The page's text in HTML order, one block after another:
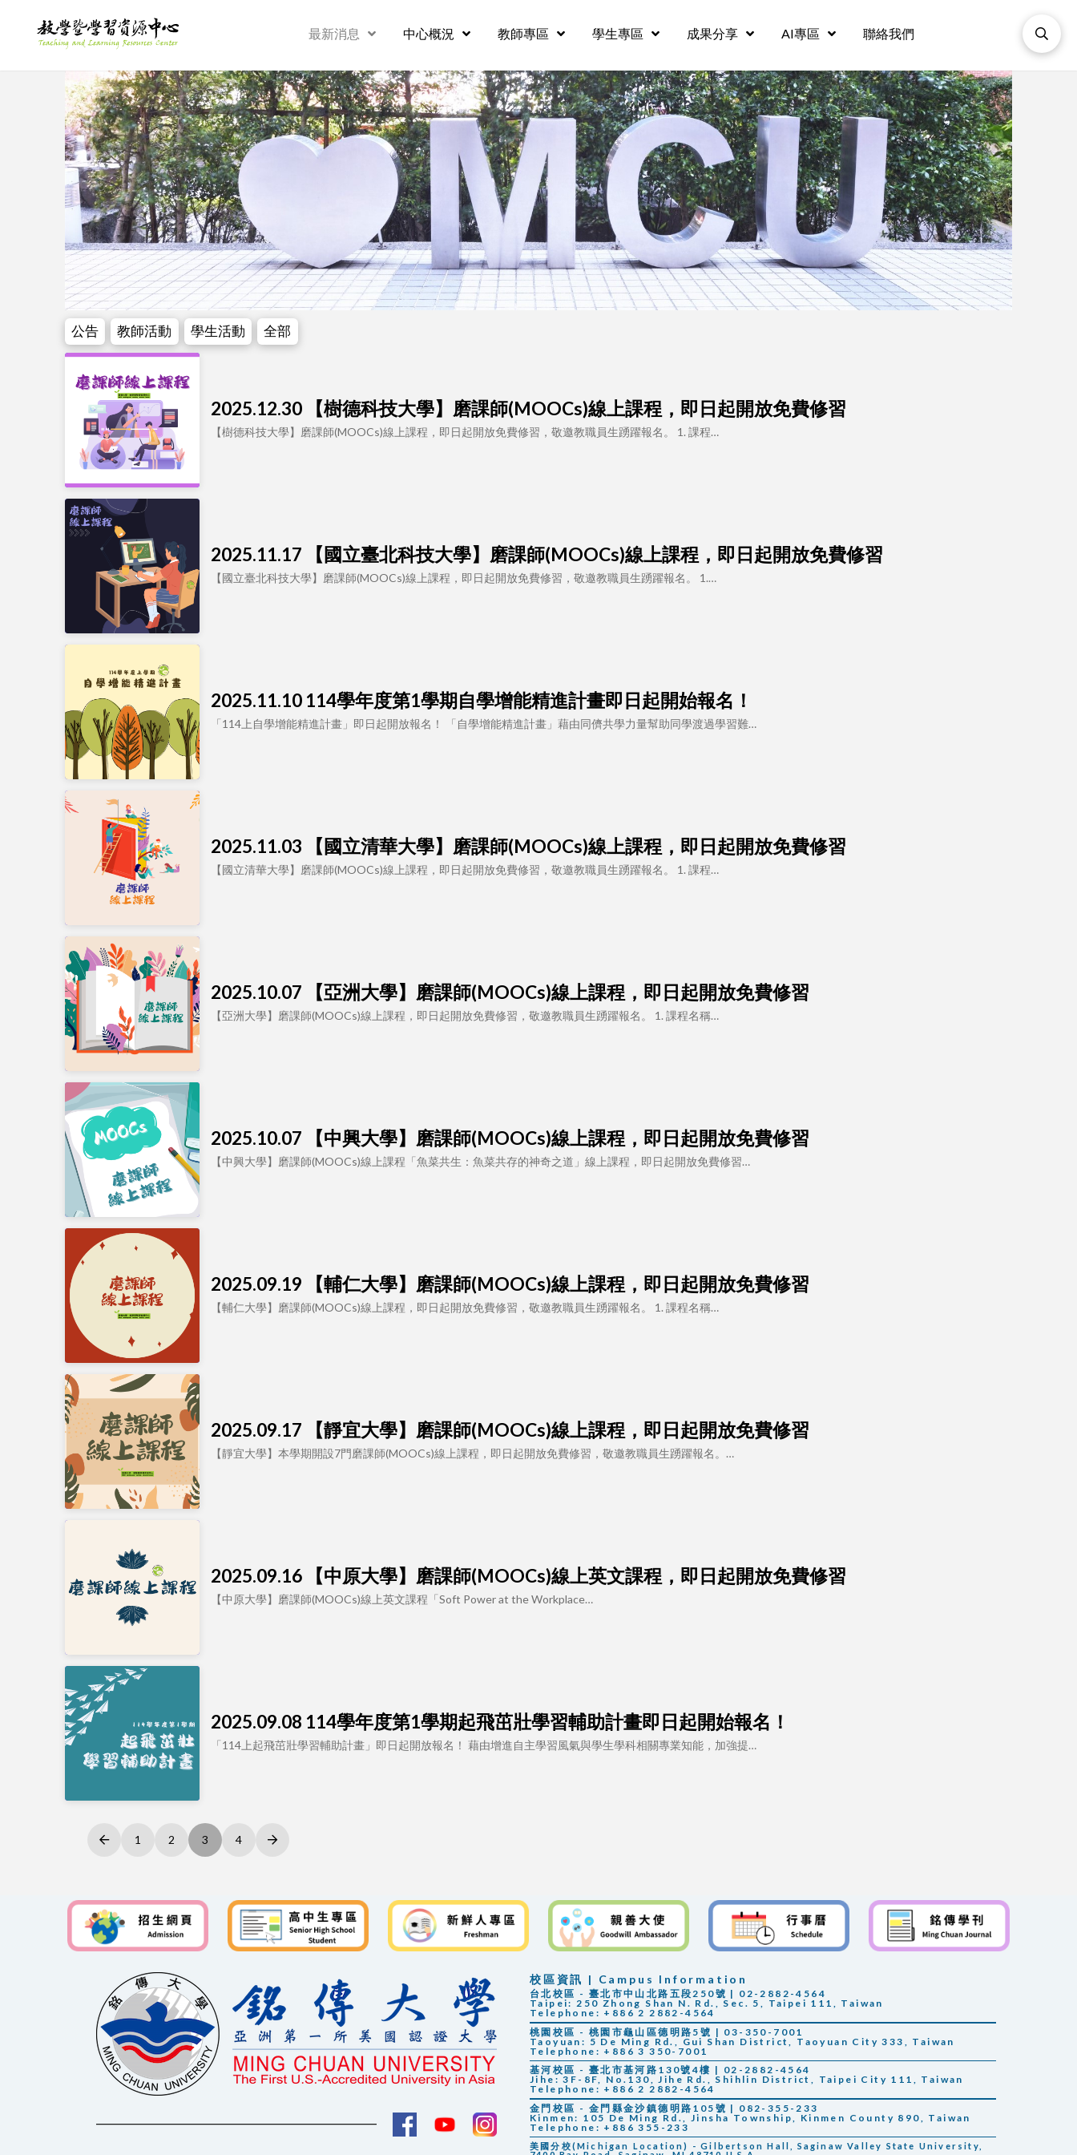
最新消息 中心概況 教師專區 學生專區 成果分享 AI專區 聯絡我們
公告 教師活動 學生活動 全部
2025.12.30 【樹德科技大學】磨課師(MOOCs)線上課程，即日起開放免費修習
【樹德科技大學】磨課師(MOOCs)線上課程，即日起開放免費修習，敬邀教職員生踴躍報名。 1. 課程…
2025.11.17 【國立臺北科技大學】磨課師(MOOCs)線上課程，即日起開放免費修習
【國立臺北科技大學】磨課師(MOOCs)線上課程，即日起開放免費修習，敬邀教職員生踴躍報名。 1.…
2025.11.10 114學年度第1學期自學增能精進計畫即日起開始報名！
「114上自學增能精進計畫」即日起開放報名！ 「自學增能精進計畫」藉由同儕共學力量幫助同學渡過學習難…
2025.11.03 【國立清華大學】磨課師(MOOCs)線上課程，即日起開放免費修習
【國立清華大學】磨課師(MOOCs)線上課程，即日起開放免費修習，敬邀教職員生踴躍報名。 1. 課程…
2025.10.07 【亞洲大學】磨課師(MOOCs)線上課程，即日起開放免費修習
【亞洲大學】磨課師(MOOCs)線上課程，即日起開放免費修習，敬邀教職員生踴躍報名。 1. 課程名稱…
2025.10.07 【中興大學】磨課師(MOOCs)線上課程，即日起開放免費修習
【中興大學】磨課師(MOOCs)線上課程「魚菜共生：魚菜共存的神奇之道」線上課程，即日起開放免費修習…
2025.09.19 【輔仁大學】磨課師(MOOCs)線上課程，即日起開放免費修習
【輔仁大學】磨課師(MOOCs)線上課程，即日起開放免費修習，敬邀教職員生踴躍報名。 1. 課程名稱…
2025.09.17 【靜宜大學】磨課師(MOOCs)線上課程，即日起開放免費修習
【靜宜大學】本學期開設7門磨課師(MOOCs)線上課程，即日起開放免費修習，敬邀教職員生踴躍報名。…
2025.09.16 【中原大學】磨課師(MOOCs)線上英文課程，即日起開放免費修習
【中原大學】磨課師(MOOCs)線上英文課程「Soft Power at the Workplace…
2025.09.08 114學年度第1學期起飛茁壯學習輔助計畫即日起開始報名！
「114上起飛茁壯學習輔助計畫」即日起開放報名！ 藉由增進自主學習風氣與學生學科相關專業知能，加強提…
Prev 1 2 3 4 Next
校區資訊 | Campus Information
台北校區 - 臺北市中山北路五段250號 | 02-2882-4564
Taipei: 250 Zhong Shan N. Rd., Sec. 5, Taipei 111, Taiwan
Telephone: +886 2 2882-4564
桃園校區 - 桃園市龜山區德明路5號 | 03-350-7001
Taoyuan: 5 De Ming Rd., Gui Shan District, Taoyuan City 333, Taiwan
Telephone: +886 3 350-7001
基河校區 - 臺北市基河路130號4樓 | 02-2882-4564
Jihe: 3F-8F, No.130, Jihe Rd., Shihlin District, Taipei City 111, Taiwan
Telephone: +886 2 2882-4564
金門校區 - 金門縣金沙鎮德明路105號 | 082-355-233
Kinmen: 105 De Ming Rd., Jinsha Township, Kinmen County 890, Taiwan
Telephone: +886 355-233
美國分校(Michigan Location) - Gilbertson Hall, Saginaw Valley State University,